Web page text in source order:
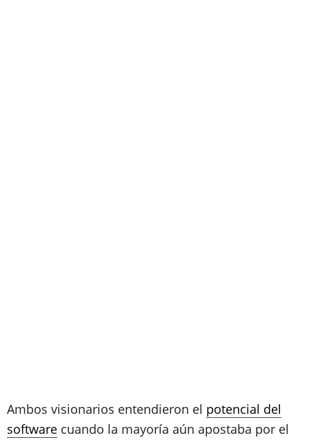
Ambos visionarios entendieron el potencial del
software cuando la mayoría aún apostaba por el